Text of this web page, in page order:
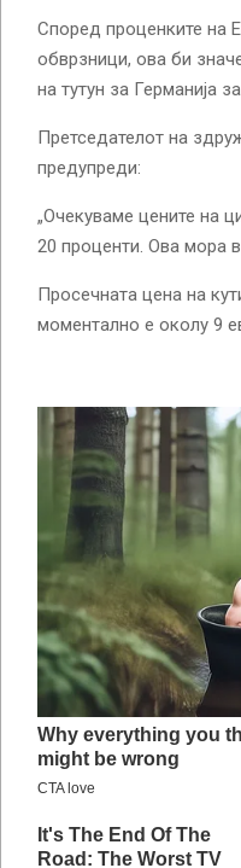
Според проценките на
обврзници, ова би
на тутун за Германија
Претседателот на
предупреди:
„Очекуваме цените на
20 проценти. Ова мора
Просечната цена на
моментално е околу 9